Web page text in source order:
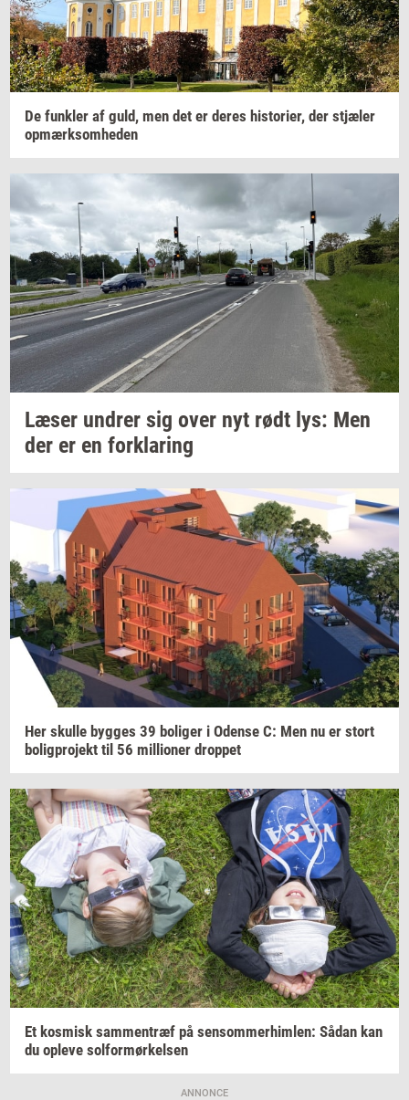
De funk­ler af guld, men det er deres hi­sto­ri­er, der stjæ­ler
op­mærk­som­he­den
Læser un­drer sig over nyt rødt lys: Men
der er en for­kla­ring
Her skul­le byg­ges 39 bo­li­ger i Oden­se C: Men nu er stort
bo­lig­pro­jekt til 56 mil­li­o­ner drop­pet
Et kos­misk sam­men­træf på sen­som­mer­him­len: Sådan kan
du op­le­ve sol­for­mør­kel­sen
ANNONCE